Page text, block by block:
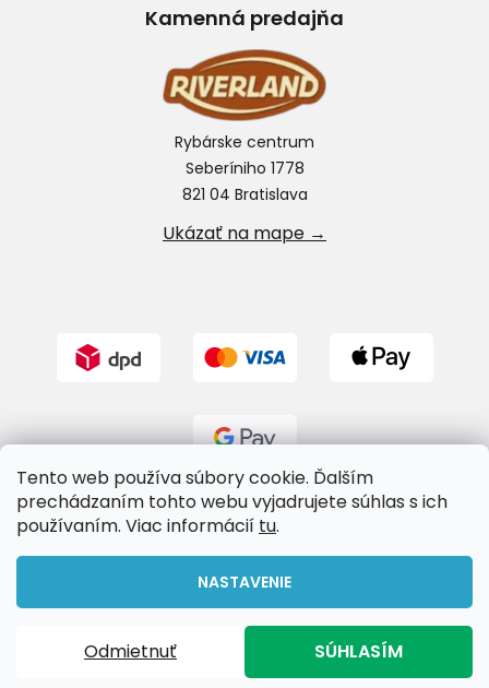
Tento web používa súbory cookie. Ďalším
prechádzaním tohto webu vyjadrujete súhlas s ich
používaním. Viac informácií tu.
NASTAVENIE
Odmietnuť SÚHLASÍM
Kamenná predajňa
Rybárske centrum
Seberíniho 1778
821 04 Bratislava
Ukázať na mape →
Riverland.sk. Všetky práva vyhradené.
Upraviť nastavenie cookies